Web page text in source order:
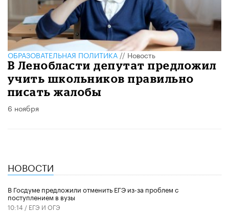
ОБРАЗОВАТЕЛЬНАЯ ПОЛИТИКА//Новость
В Ленобласти депутат предложил
учить школьников правильно
писать жалобы
6 ноября
НОВОСТИ
В Госдуме предложили отменить ЕГЭ из-за проблем с
поступлением в вузы
10:14 / ЕГЭ И ОГЭ